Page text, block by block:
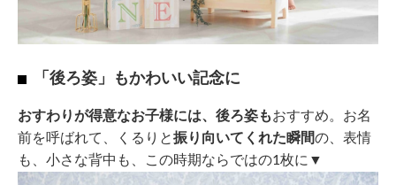
「後ろ姿」もかわいい記念に
おすわりが得意なお子様には、後ろ姿もおすすめ。お名
前を呼ばれて、くるりと振り向いてくれた瞬間の、表情
も、小さな背中も、この時期ならではの1枚に▼